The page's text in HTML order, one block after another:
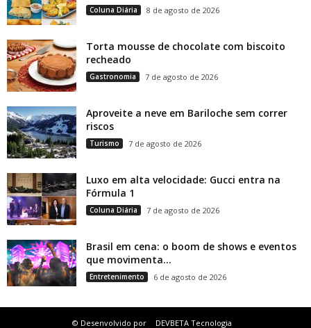
Coluna Diária 8 de agosto de 2026
Torta mousse de chocolate com biscoito
recheado
Gastronomia 7 de agosto de 2026
Aproveite a neve em Bariloche sem correr
riscos
Turismo 7 de agosto de 2026
Luxo em alta velocidade: Gucci entra na
Fórmula 1
Coluna Diária 7 de agosto de 2026
Brasil em cena: o boom de shows e eventos
que movimenta...
Entretenimento 6 de agosto de 2026
© Desenvolvido por DEVBETA Tecnologia